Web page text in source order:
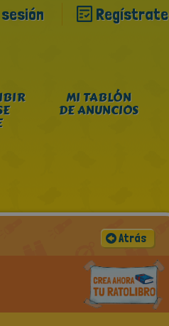
Regístrate
MI TABLÓN
DE ANUNCIOS
Atrás